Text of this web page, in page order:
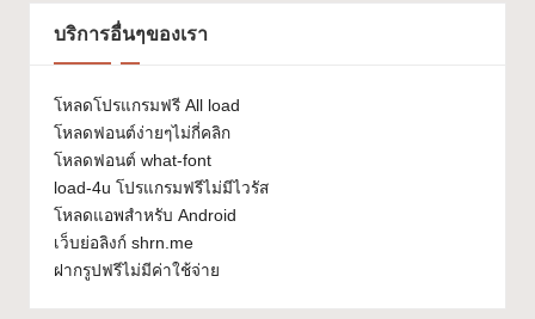
ช้
ไ
ด้
ทุ
ก
โ
ป
บริการอื่นๆของเรา
โหลดโปรแกรมฟรี All load
โหลดฟอนต์ง่ายๆไม่กี่คลิก
โหลดฟอนต์ what-font
load-4u โปรแกรมฟรีไม่มีไวรัส
โหลดแอพสำหรับ Android
เว็บย่อลิงก์ shrn.me
ฝากรูปฟรีไม่มีค่าใช้จ่าย